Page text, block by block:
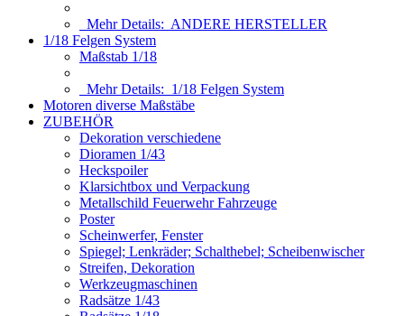
Mehr Details: ANDERE HERSTELLER
1/18 Felgen System
Maßstab 1/18
Mehr Details: 1/18 Felgen System
Motoren diverse Maßstäbe
ZUBEHÖR
Dekoration verschiedene
Dioramen 1/43
Heckspoiler
Klarsichtbox und Verpackung
Metallschild Feuerwehr Fahrzeuge
Poster
Scheinwerfer, Fenster
Spiegel; Lenkräder; Schalthebel; Scheibenwischer
Streifen, Dekoration
Werkzeugmaschinen
Radsätze 1/43